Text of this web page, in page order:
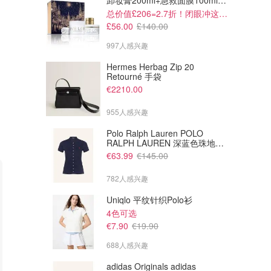
总价值£206=2.7折！闭眼冲这套！
£56.00 £140.00
997人感兴趣
Hermes Herbag Zip 20
Retourné 手袋
€2210.00
955人感兴趣
Polo Ralph Lauren POLO
RALPH LAUREN 深蓝色珠地布
Polo衫
€63.99 €145.00
782人感兴趣
Uniqlo 平纹针织Polo衫
4色可选
€7.90 €19.90
688人感兴趣
adidas Originals adidas